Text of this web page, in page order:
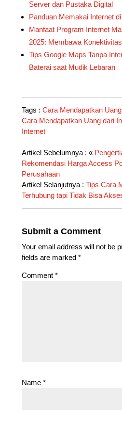
Server dan Pustaka Digital
Panduan Memakai Internet
Manfaat Program Internet
2025: Membawa
Tips Google Maps Tanpa
Baterai saat Mudik Lebaran
Tags : Cara Mendapatkan
Cara Mendapatkan Uang dari
Internet
Artikel Sebelumnya : «
Rekomendasi Harga Access
Perusahaan
Artikel Selanjutnya : Tips Cara
Terhubung tapi Tidak Bisa
Submit a Comment
Your email address will not be
fields are marked *
Comment *
Name *